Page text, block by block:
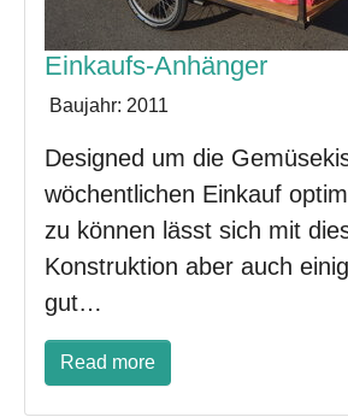
Einkaufs-Anhänger
Baujahr: 2011
Designed um die
wöchentlichen Einkauf
zu können lässt sich mit
Konstruktion aber auch
gut…
Read more